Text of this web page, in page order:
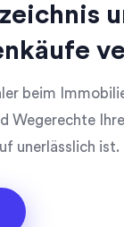
beim
Wegerechte
unerlässlich ist.